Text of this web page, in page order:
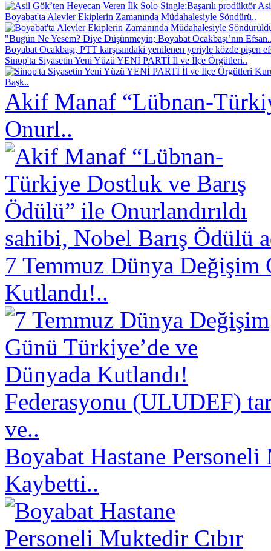
Başarılı prodüktör
Boyabat'ta Alevler Ekiplerin Zamanında Müdahalesiyle Söndürü..
"Bugün Ne Yesem? Diye Düşünmeyin; Boyabat Ocakbaşı’nın
Boyabat Ocakbaşı, PTT karşısındaki yenilenen yeriyle közde pişen
Sinop'ta Siyasetin Yeni Yüzü YENİ PARTİ İl ve İlçe Örgütleri..
Başk..
Akif Manaf “Lübnan-
Onurl..
sahibi, Nobel Barış Ödülü
7 Temmuz Dünya Değişim
Kutlandı!..
Federasyonu (ULUDEF)
ve..
Boyabat Hastane Personeli
Kaybetti..